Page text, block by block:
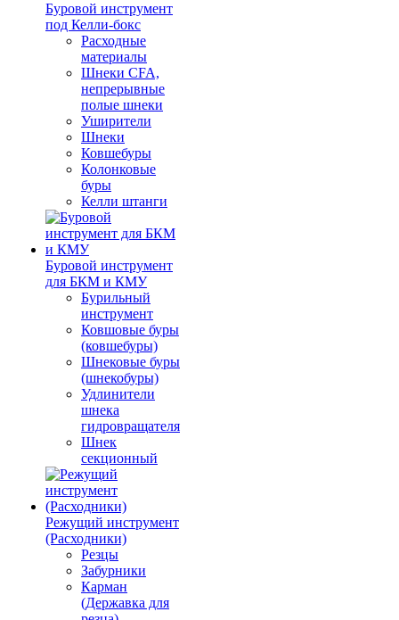
Буровой инструмент
под Келли-бокс
Расходные
материалы
Шнеки CFA,
непрерывные
полые шнеки
Уширители
Шнеки
Ковшебуры
Колонковые
буры
Келли штанги
Буровой инструмент
для БКМ и КМУ
Бурильный
инструмент
Ковшовые буры
(ковшебуры)
Шнековые буры
(шнекобуры)
Удлинители
шнека
гидровращателя
Шнек
секционный
Режущий инструмент
(Расходники)
Резцы
Забурники
Карман
(Державка для